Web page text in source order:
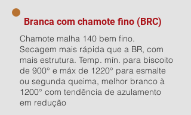
Branca com chamote fino (BRC)
Chamote malha 140 bem fino.
Secagem mais rápida que a BR, com
mais estrutura. Temp. mín. para biscoito
de 900° e máx de 1220° para esmalte
ou segunda queima, melhor branco à
1200° com tendência de azulamento
em redução